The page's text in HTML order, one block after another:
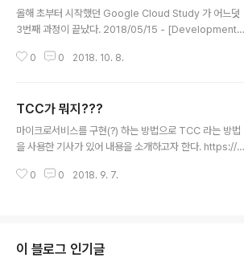
올해 초부터 시작했던 Google Cloud Study 가 어느덧
3번째 과정이 끝났다. 2018/05/15 - [Development/
맨 처음에는 Qwiklabs 을 통해서 공부를 했었다. 그리고
에 분명 실습 과정이 있긴 했지만 실습이 끝난 후에는 기억
이 나지 않았다. ^^;;; 그래서 아쉬움이 많이 남긴 했었는데
이번에는 정말 사용해야 할 만한 이유가 생겼다. 바로 3번
을 직접 GCP 에 올려서 진행을 해야 했기 때문이다. 우선
0 0 2018. 10. 8.
TCC가 뭐지???
마이크로서비스를 구현(?) 하는 방법으로 TCC 라는 방법
을 사용한 기사가 있어 내용을 소개하고자 한다. https://d
-us원문은 위에 dzone 사이트에 있다. TCC : Try-Con
약을 하고 스페인 남부로 가기 위한 자동차를 예약 한다고
가정해보자. 비행기 표가 없으면 차를 예약 할 필요가 없고
0 0 2018. 9. 7.
이 블로그 인기글